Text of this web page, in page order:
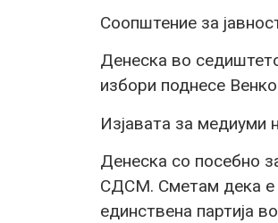
Соопштение за
Денеска во
избори поднесе
Изјавата за медиуми
Денеска со посебно
СДСМ. Сметам дека е
единствена партија